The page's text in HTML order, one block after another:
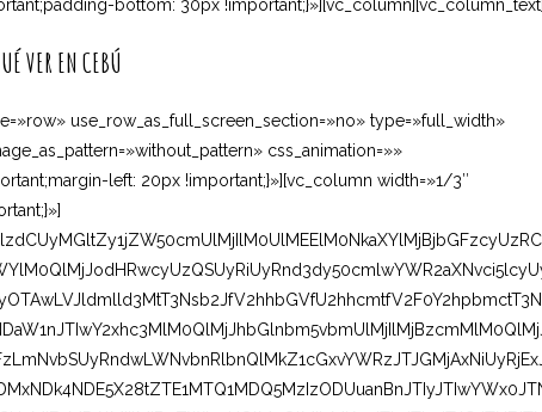
bottom: 30px !important;}»][vc_column][vc_column_text]
VER EN CEBÚ
use_row_as_full_screen_section=»no» type=»full_width»
css_animation=»»
left: 20px !important;}»][vc_column width=»1/3″